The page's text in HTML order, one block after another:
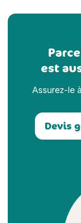
est
Assurez-le
Devis